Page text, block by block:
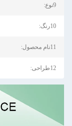
9نوع:
10رنگ:
11نام محصول:
12طراحی: